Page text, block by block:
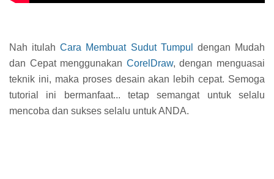
Nah itulahCara Membuat Sudut Tumpul
dengan Mudah
dan Cepat menggunakan CorelDraw, dengan menguasai
teknik ini, maka proses desain akan lebih cepat. Semoga
tutorial ini bermanfaat... tetap semangat untuk selalu
mencoba dan sukses selalu untuk ANDA.